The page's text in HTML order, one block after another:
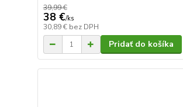
39,99 €
38 €/ks
30,89 € bez DPH
Pridať do košíka